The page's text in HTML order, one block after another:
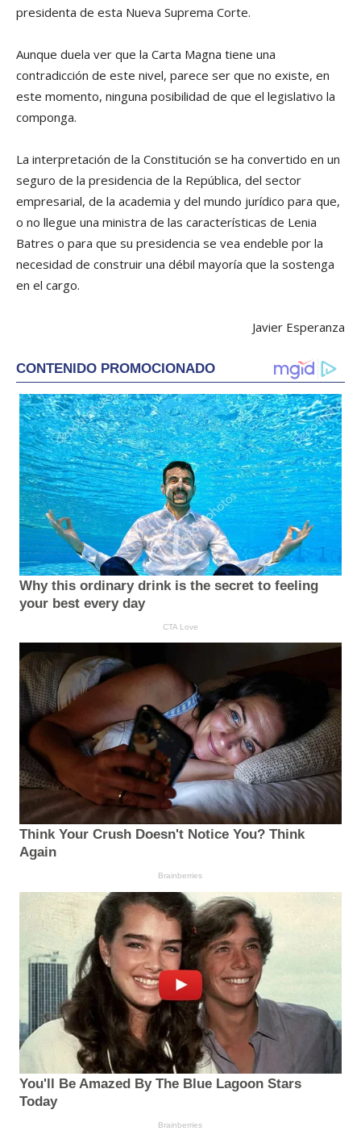
presidenta de esta Nueva Suprema Corte.
Aunque duela ver que la Carta Magna tiene una
contradicción de este nivel, parece ser que no existe, en
este momento, ninguna posibilidad de que el legislativo la
componga.
La interpretación de la Constitución se ha convertido en un
seguro de la presidencia de la República, del sector
empresarial, de la academia y del mundo jurídico para que,
o no llegue una ministra de las características de Lenia
Batres o para que su presidencia se vea endeble por la
necesidad de construir una débil mayoría que la sostenga
en el cargo.
Javier Esperanza